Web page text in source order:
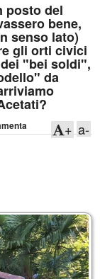
posto del
bene,
senso lato)
gli orti civici
"bei soldi",
da
a-
+